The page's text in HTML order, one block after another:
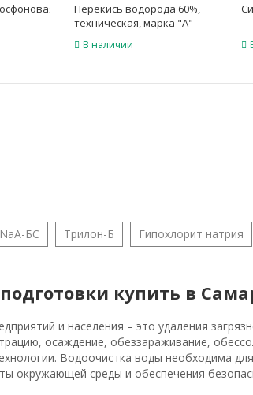
Перекись водорода 60%,
техническая, марка "А"
В наличии
БС Трилон-Б Гипохлорит натрия
купить в
и населения – это удаления
осаждение, обеззараживание,
Водоочистка воды необходима
окружающей среды и обеспечения